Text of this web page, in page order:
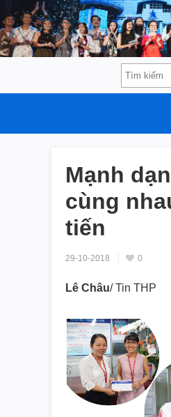
Mạnh
cùng
tiến
29-10-2018 0
Lê Châu/ Tin THP